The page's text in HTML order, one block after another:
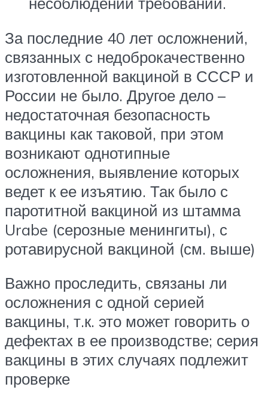
За последние 40 лет осложнений,
связанных с недоброкачественно
изготовленной вакциной в СССР и
России не было. Другое дело –
недостаточная безопасность
вакцины как таковой, при этом
возникают однотипные
осложнения, выявление которых
ведет к ее изъятию. Так было с
паротитной вакциной из штамма
Urabe (серозные менингиты), с
ротавирусной вакциной (см. выше)
Важно проследить, связаны ли
осложнения с одной серией
вакцины, т.к. это может говорить о
дефектах в ее производстве; серия
вакцины в этих случаях подлежит
проверке